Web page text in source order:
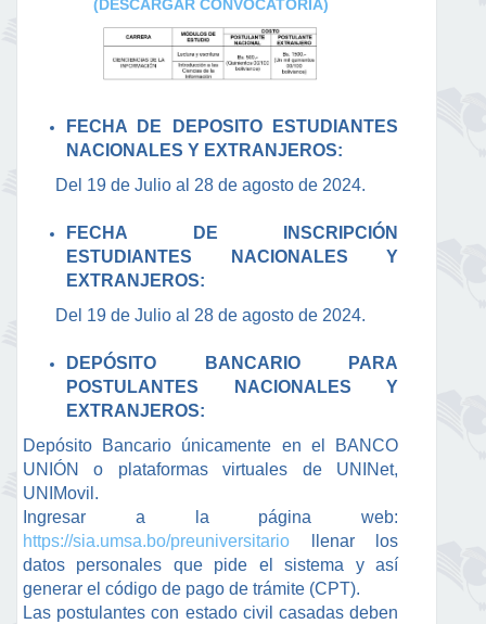
(DESCARGAR CONVOCATORIA)
FECHA DE DEPOSITO ESTUDIANTES
NACIONALES Y EXTRANJEROS:
Del 19 de Julio al 28 de agosto de 2024.
FECHA DE INSCRIPCIÓN
ESTUDIANTES NACIONALES Y
EXTRANJEROS:
Del 19 de Julio al 28 de agosto de 2024.
DEPÓSITO BANCARIO PARA
POSTULANTES NACIONALES Y
EXTRANJEROS:
Depósito Bancario únicamente en el BANCO
UNIÓN o plataformas virtuales de UNINet,
UNIMovil.
Ingresar a la página web:
https://sia.umsa.bo/preuniversitario llenar los
datos personales que pide el sistema y así
generar el código de pago de trámite (CPT).
Las postulantes con estado civil casadas deben